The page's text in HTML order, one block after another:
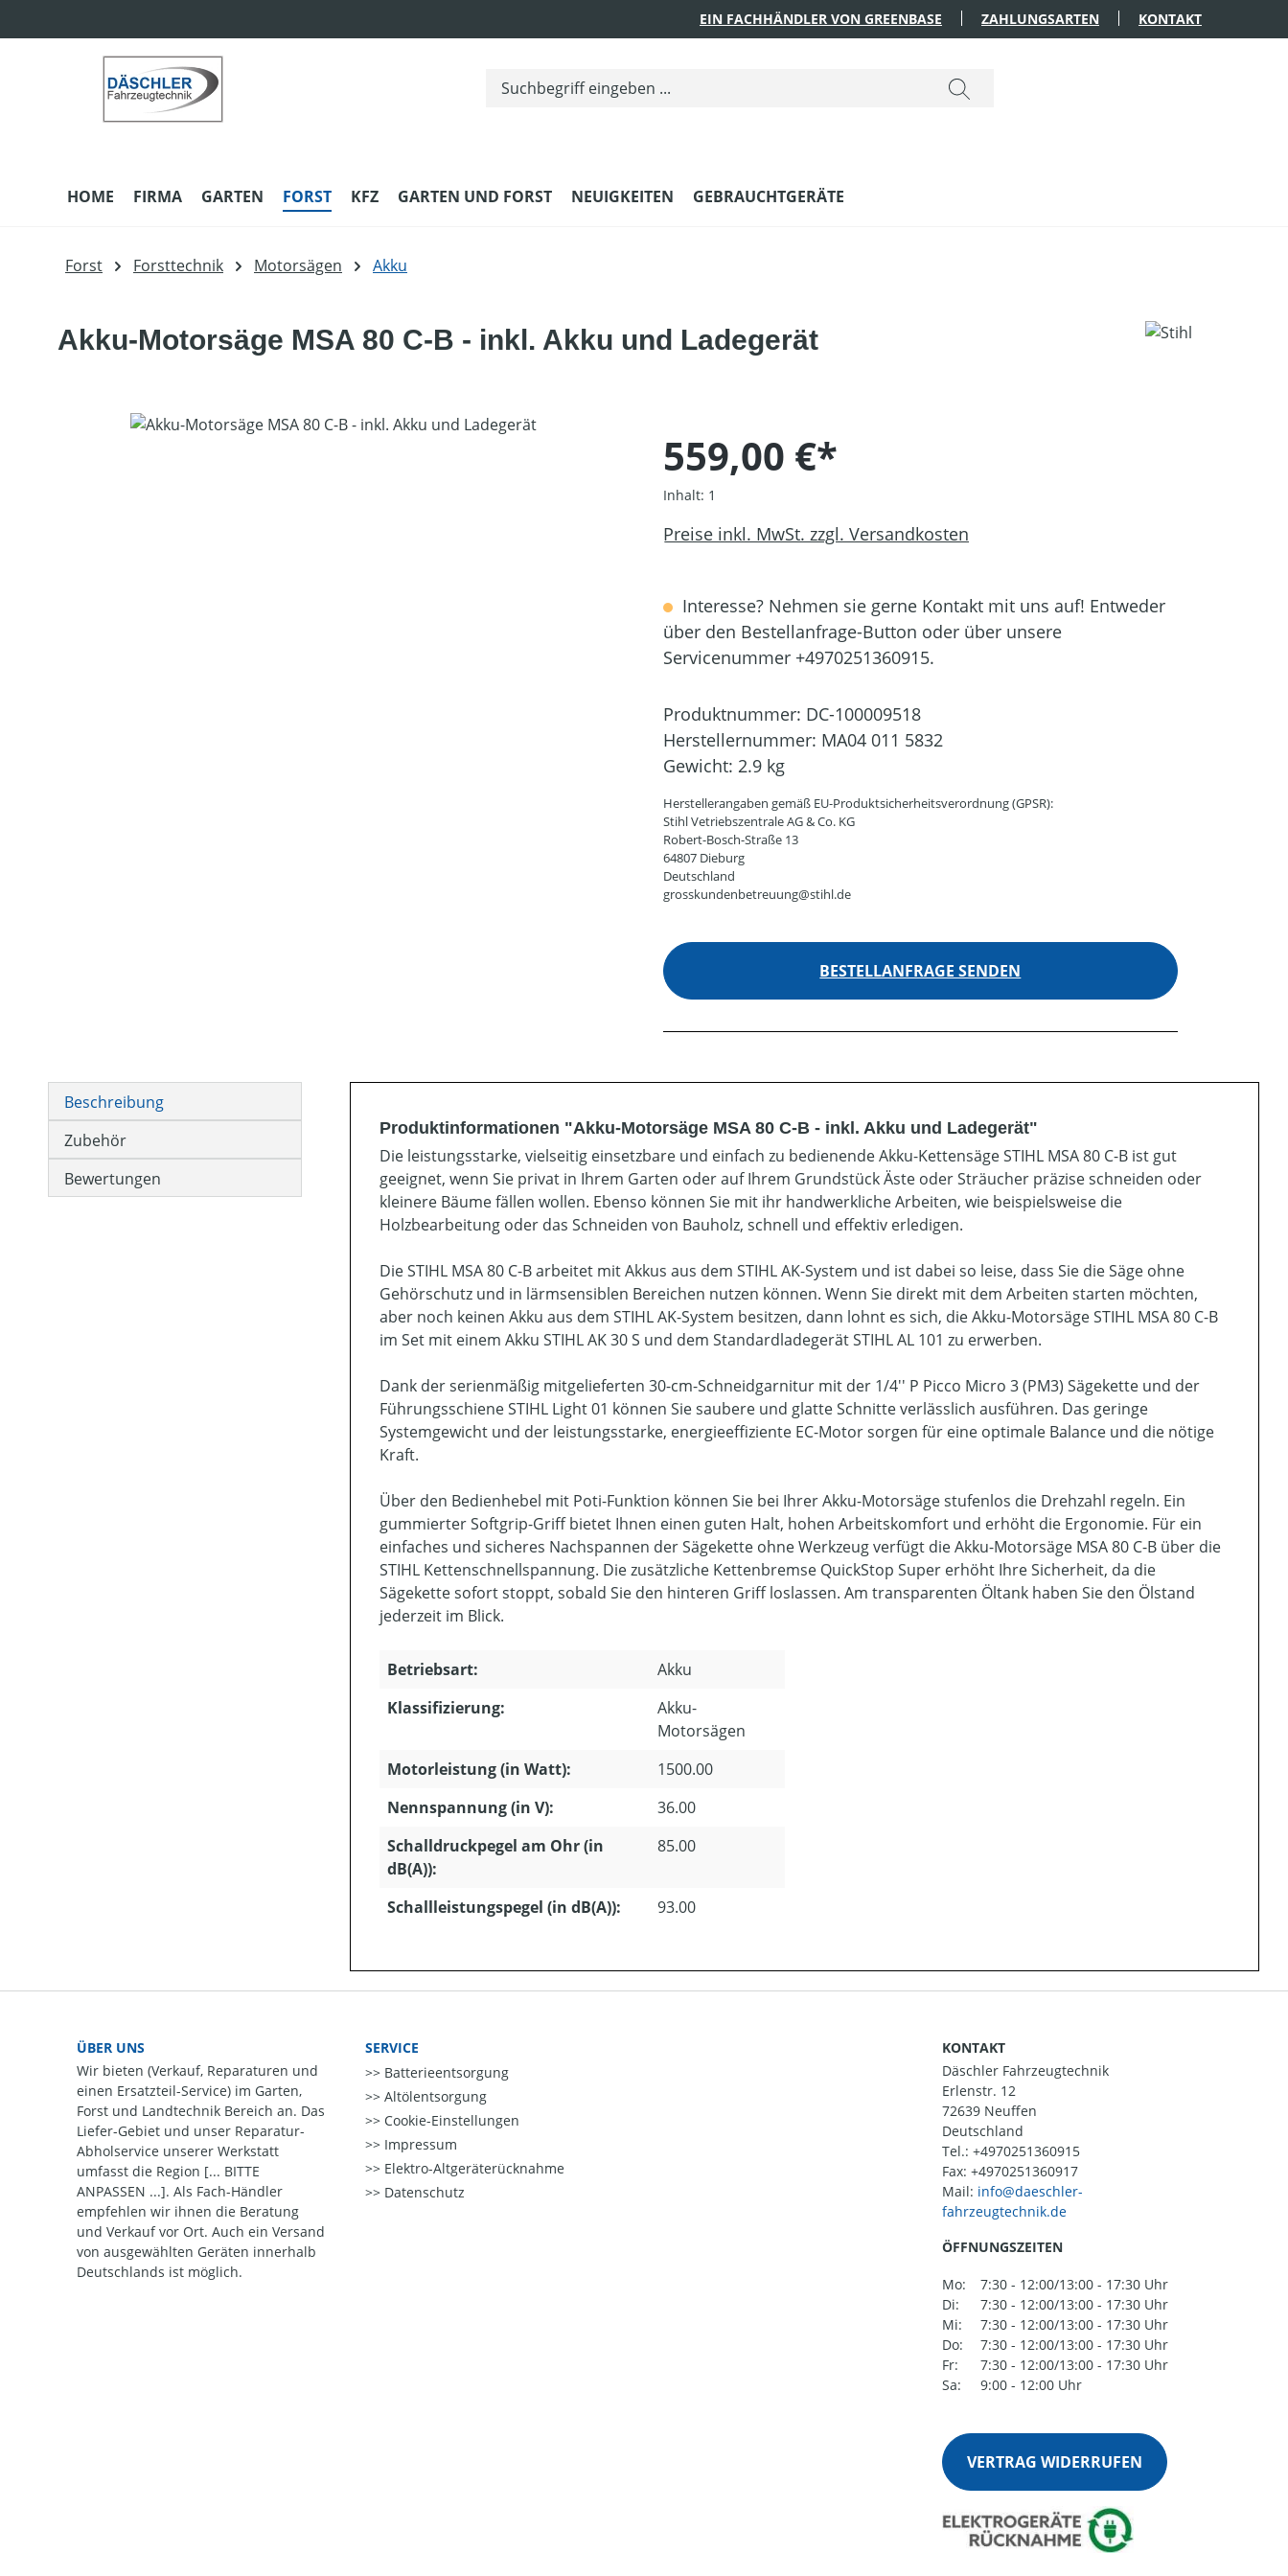
EIN FACHHÄNDLER VON GREENBASE ZAHLUNGSARTEN KONTAKT
HOME FIRMA GARTEN FORST KFZ GARTEN UND FORST NEUIGKEITEN GEBRAUCHTGERÄTE
Forst Forsttechnik Motorsägen Akku
Akku-Motorsäge MSA 80 C-B - inkl. Akku und Ladegerät
Bildergalerie überspringen
559,00 €*
Inhalt: 1
Preise inkl. MwSt. zzgl. Versandkosten
Interesse? Nehmen sie gerne Kontakt mit uns auf! Entweder
über den Bestellanfrage-Button oder über unsere
Servicenummer +4970251360915.
Produktnummer: DC-100009518
Herstellernummer: MA04 011 5832
Gewicht: 2.9 kg
Herstellerangaben gemäß EU-Produktsicherheitsverordnung (GPSR):
Stihl Vetriebszentrale AG & Co. KG
Robert-Bosch-Straße 13
64807 Dieburg
Deutschland
grosskundenbetreuung@stihl.de
BESTELLANFRAGE SENDEN
Beschreibung
Zubehör
Bewertungen
Produktinformationen "Akku-Motorsäge MSA 80 C-B - inkl. Akku und Ladegerät"
Die leistungsstarke, vielseitig einsetzbare und einfach zu bedienende Akku-Kettensäge STIHL MSA 80 C-B ist gut
geeignet, wenn Sie privat in Ihrem Garten oder auf Ihrem Grundstück Äste oder Sträucher präzise schneiden oder
kleinere Bäume fällen wollen. Ebenso können Sie mit ihr handwerkliche Arbeiten, wie beispielsweise die
Holzbearbeitung oder das Schneiden von Bauholz, schnell und effektiv erledigen.
Die STIHL MSA 80 C-B arbeitet mit Akkus aus dem STIHL AK-System und ist dabei so leise, dass Sie die Säge ohne
Gehörschutz und in lärmsensiblen Bereichen nutzen können. Wenn Sie direkt mit dem Arbeiten starten möchten,
aber noch keinen Akku aus dem STIHL AK-System besitzen, dann lohnt es sich, die Akku-Motorsäge STIHL MSA 80 C-B
im Set mit einem Akku STIHL AK 30 S und dem Standardladegerät STIHL AL 101 zu erwerben.
Dank der serienmäßig mitgelieferten 30-cm-Schneidgarnitur mit der 1/4'' P Picco Micro 3 (PM3) Sägekette und der
Führungsschiene STIHL Light 01 können Sie saubere und glatte Schnitte verlässlich ausführen. Das geringe
Systemgewicht und der leistungsstarke, energieeffiziente EC-Motor sorgen für eine optimale Balance und die nötige
Kraft.
Über den Bedienhebel mit Poti-Funktion können Sie bei Ihrer Akku-Motorsäge stufenlos die Drehzahl regeln. Ein
gummierter Softgrip-Griff bietet Ihnen einen guten Halt, hohen Arbeitskomfort und erhöht die Ergonomie. Für ein
einfaches und sicheres Nachspannen der Sägekette ohne Werkzeug verfügt die Akku-Motorsäge MSA 80 C-B über die
STIHL Kettenschnellspannung. Die zusätzliche Kettenbremse QuickStop Super erhöht Ihre Sicherheit, da die
Sägekette sofort stoppt, sobald Sie den hinteren Griff loslassen. Am transparenten Öltank haben Sie den Ölstand
jederzeit im Blick.
Betriebsart:
Akku
Klassifizierung:
Akku-
Motorsägen
Motorleistung (in Watt):
1500.00
Nennspannung (in V):
36.00
Schalldruckpegel am Ohr (in
dB(A)):
85.00
Schallleistungspegel (in dB(A)): 93.00
ÜBER UNS
Wir bieten (Verkauf, Reparaturen und
einen Ersatzteil-Service) im Garten,
Forst und Landtechnik Bereich an. Das
Liefer-Gebiet und unser Reparatur-
Abholservice unserer Werkstatt
umfasst die Region [... BITTE
ANPASSEN ...]. Als Fach-Händler
empfehlen wir ihnen die Beratung
und Verkauf vor Ort. Auch ein Versand
von ausgewählten Geräten innerhalb
Deutschlands ist möglich.
SERVICE
Batterieentsorgung
Altölentsorgung
Cookie-Einstellungen
Impressum
Elektro-Altgeräterücknahme
Datenschutz
KONTAKT
Däschler Fahrzeugtechnik
Erlenstr. 12
72639 Neuffen
Deutschland
Tel.: +4970251360915
Fax: +4970251360917
Mail:
ÖFFNUNGSZEITEN
Mo:
7:30 - 12:00/13:00 - 17:30 Uhr
Di:
7:30 - 12:00/13:00 - 17:30 Uhr
Mi:
7:30 - 12:00/13:00 - 17:30 Uhr
Do:
7:30 - 12:00/13:00 - 17:30 Uhr
Fr:
7:30 - 12:00/13:00 - 17:30 Uhr
Sa:
9:00 - 12:00 Uhr
VERTRAG WIDERRUFEN